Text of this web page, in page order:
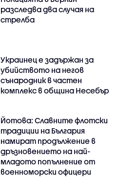
разследва два случая на
стрелба
Украинец е задържан за
убийството на негов
сънародник в частен
комплекс в община Несебър
Йотова: Славните флотски
традиции на България
намират продължение в
дръзновението на най-
младото попълнение от
военноморски офицери